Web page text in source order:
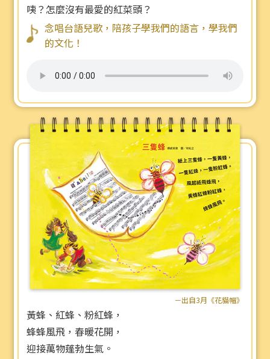
咦？怎麼沒有最愛的紅菜頭？
念唱台語兒歌，陪孩子學我們的語言，學我們
的文化！
－出自3月《花貓帽》
黃蜂、紅蜂、粉紅蜂，
蜂蜂風飛，春暖花開，
迎接萬物蓬勃生氣。